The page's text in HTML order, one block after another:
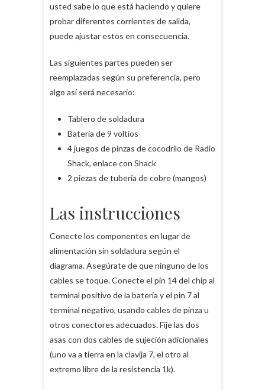
usted sabe lo que está haciendo y quiere
probar diferentes corrientes de salida,
puede ajustar estos en consecuencia.
Las siguientes partes pueden ser
reemplazadas según su preferencia, pero
algo así será necesario:
Tablero de soldadura
Batería de 9 voltios
4 juegos de pinzas de cocodrilo de Radio
Shack, enlace con Shack
2 piezas de tubería de cobre (mangos)
Las instrucciones
Conecte los componentes en lugar de
alimentación sin soldadura según el
diagrama. Asegúrate de que ninguno de los
cables se toque. Conecte el pin 14 del chip al
terminal positivo de la batería y el pin 7 al
terminal negativo, usando cables de pinza u
otros conectores adecuados. Fije las dos
asas con dos cables de sujeción adicionales
(uno va a tierra en la clavija 7, el otro al
extremo libre de la resistencia 1k).